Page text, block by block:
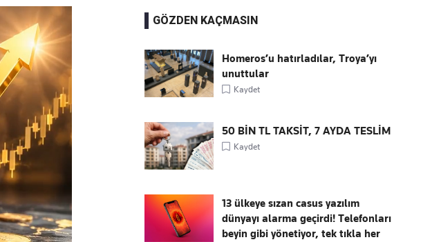
GÖZDEN KAÇMASIN
Homeros’u hatırladılar, Troya’yı
unuttular
Kaydet
50 BİN TL TAKSİT, 7 AYDA TESLİM
Kaydet
13 ülkeye sızan casus yazılım
dünyayı alarma geçirdi! Telefonları
beyin gibi yönetiyor, tek tıkla her